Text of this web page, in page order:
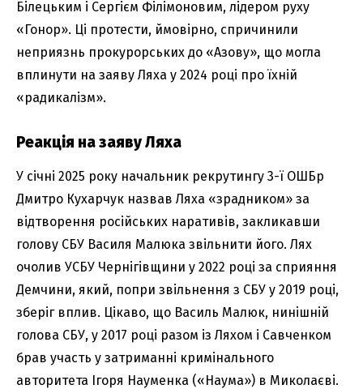
Білецьким і Сергієм Філімоновим, лідером руху
«Гонор». Ці протести, ймовірно, спричинили
неприязнь прокурорських до «Азову», що могла
вплинути на заяву Ляха у 2024 році про їхній
«радикалізм».
Реакція на заяву Ляха
У січні 2025 року начальник рекрутингу 3-ї ОШБр
Дмитро Кухарчук назвав Ляха «зрадником» за
відтворення російських наративів, закликавши
голову СБУ Василя Малюка звільнити його. Лях
очолив УСБУ Чернігівщини у 2022 році за сприяння
Демчини, який, попри звільнення з СБУ у 2019 році,
зберіг вплив. Цікаво, що Василь Малюк, нинішній
голова СБУ, у 2017 році разом із Ляхом і Савченком
брав участь у затриманні кримінального
авторитета Ігоря Науменка («Наума») в Миколаєві.